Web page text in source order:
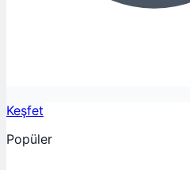
Keşfet
Popüler